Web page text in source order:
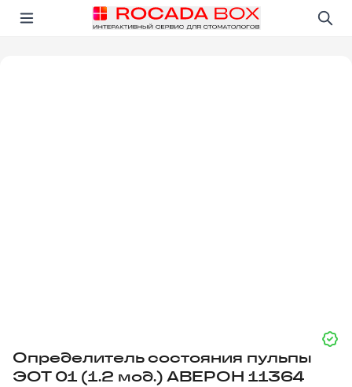
Открыть в приложении!
Определитель состояния пульпы
ЭОТ 01 (1.2 мод.) АВЕРОН 11364